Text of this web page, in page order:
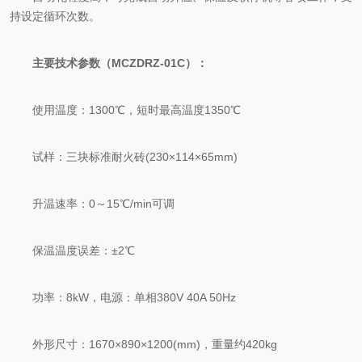
持设定循环次数。
主要技术参数（MCZDRZ-01C）：
使用温度：1300℃，短时最高温度1350℃
试样：三块标准耐火砖(230×114×65mm)
升温速率：0～15℃/min可调
保温温度误差：±2℃
功率：8kW，电源：单相380V 40A 50Hz
外形尺寸：1670×890×1200(mm)，重量约420kg